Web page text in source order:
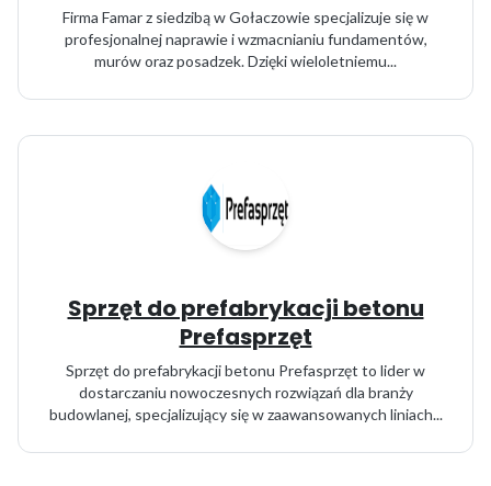
Firma Famar z siedzibą w Gołaczowie specjalizuje się w
profesjonalnej naprawie i wzmacnianiu fundamentów,
murów oraz posadzek. Dzięki wieloletniemu...
Sprzęt do prefabrykacji betonu
Prefasprzęt
Sprzęt do prefabrykacji betonu Prefasprzęt to lider w
dostarczaniu nowoczesnych rozwiązań dla branży
budowlanej, specjalizujący się w zaawansowanych liniach...